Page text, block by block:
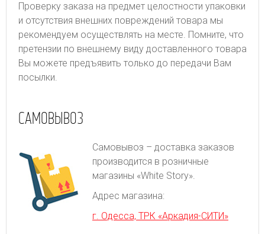
Проверку заказа на предмет целостности упаковки
и отсутствия внешних повреждений товара мы
рекомендуем осуществлять на месте. Помните, что
претензии по внешнему виду доставленного товара
Вы можете предъявить только до передачи Вам
посылки.
САМОВЫВОЗ
Самовывоз – доставка заказов
производится в розничные
магазины «White Story».
Адрес магазина:
г. Одесса, ТРК «Аркадия-СИТИ»